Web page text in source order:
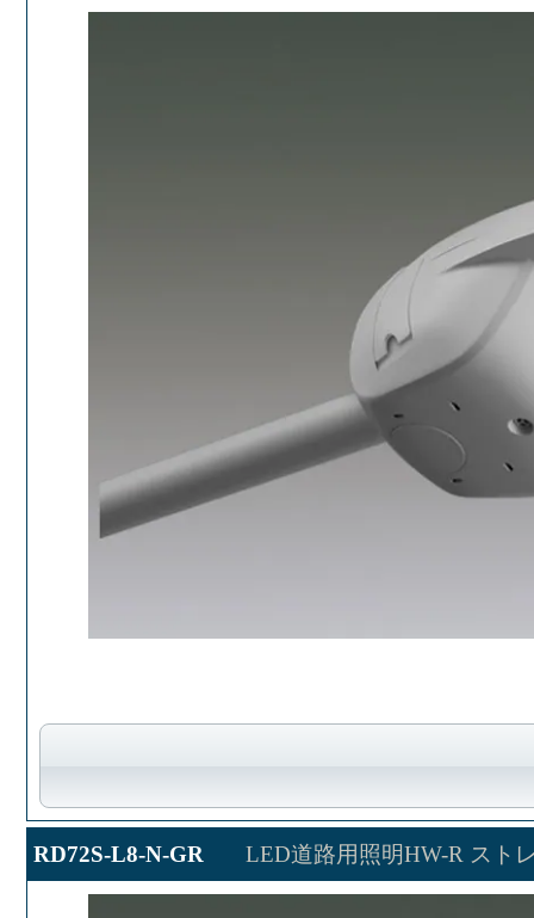
RD72S-L8-N-GR LED道路用照明HW-R スト